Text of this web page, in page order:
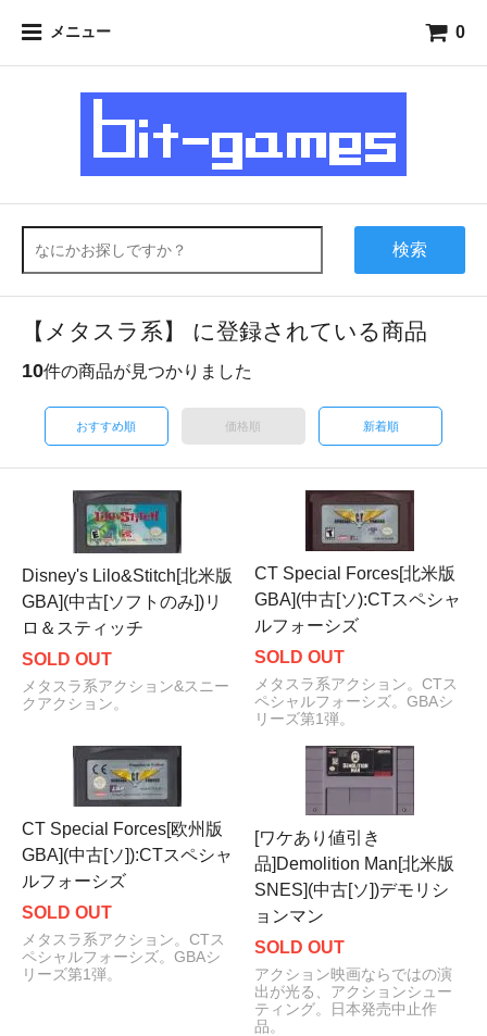
メニュー 0
検索
【メタスラ系】 に登録されている商品
10件の商品が見つかりました
おすすめ順 価格順 新着順
Disney's Lilo&Stitch[北米版
GBA](中古[ソフトのみ])リ
ロ＆スティッチ
SOLD OUT
メタスラ系アクション&スニー
クアクション。
CT Special Forces[北米版
GBA](中古[ソ):CTスペシャ
ルフォーシズ
SOLD OUT
メタスラ系アクション。CTス
ペシャルフォーシズ。GBAシ
リーズ第1弾。
CT Special Forces[欧州版
GBA](中古[ソ]):CTスペシャ
ルフォーシズ
SOLD OUT
メタスラ系アクション。CTス
ペシャルフォーシズ。GBAシ
リーズ第1弾。
[ワケあり値引き
品]Demolition Man[北米版
SNES](中古[ソ])デモリシ
ョンマン
SOLD OUT
アクション映画ならではの演
出が光る、アクションシュー
ティング。日本発売中止作
品。